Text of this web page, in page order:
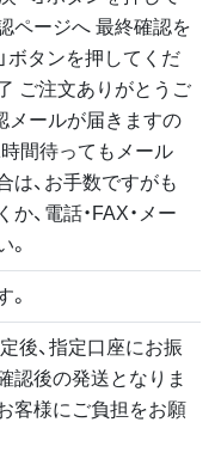
ページへ 最終確認を
ボタンを押してくだ
ご注文ありがとうご
メールが届きますの
間待ってもメール
は、お手数ですがも
、電話・FAX・メー
。
。
後、指定口座にお振
認後の発送となりま
客様にご負担をお願